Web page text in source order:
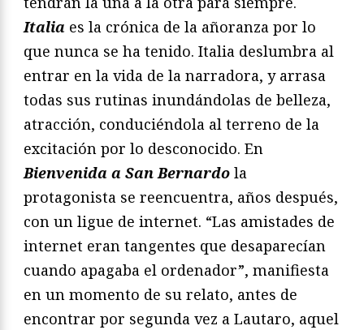
Italia es la crónica de la añoranza por lo
que nunca se ha tenido. Italia deslumbra al
entrar en la vida de la narradora, y arrasa
todas sus rutinas inundándolas de belleza,
atracción, conduciéndola al terreno de la
excitación por lo desconocido. En
Bienvenida a San Bernardo la
protagonista se reencuentra, años después,
con un ligue de internet. “Las amistades de
internet eran tangentes que desaparecían
cuando apagaba el ordenador”, manifiesta
en un momento de su relato, antes de
encontrar por segunda vez a Lautaro, aquel